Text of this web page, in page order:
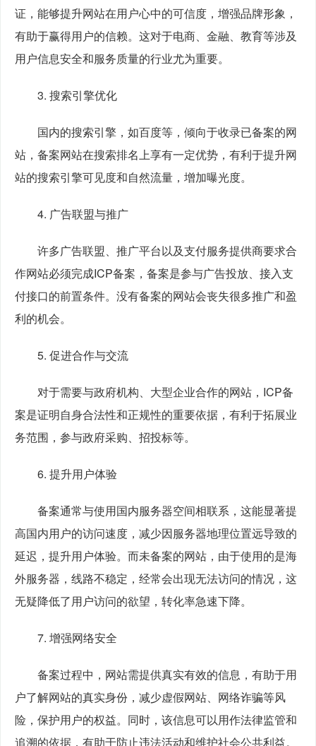
证，能够提升网站在用户心中的可信度，增强品牌形象，
有助于赢得用户的信赖。这对于电商、金融、教育等涉及
用户信息安全和服务质量的行业尤为重要。
3. 搜索引擎优化
国内的搜索引擎，如百度等，倾向于收录已备案的网
站，备案网站在搜索排名上享有一定优势，有利于提升网
站的搜索引擎可见度和自然流量，增加曝光度。
4. 广告联盟与推广
许多广告联盟、推广平台以及支付服务提供商要求合
作网站必须完成ICP备案，备案是参与广告投放、接入支
付接口的前置条件。没有备案的网站会丧失很多推广和盈
利的机会。
5. 促进合作与交流
对于需要与政府机构、大型企业合作的网站，ICP备
案是证明自身合法性和正规性的重要依据，有利于拓展业
务范围，参与政府采购、招投标等。
6. 提升用户体验
备案通常与使用国内服务器空间相联系，这能显著提
高国内用户的访问速度，减少因服务器地理位置远导致的
延迟，提升用户体验。而未备案的网站，由于使用的是海
外服务器，线路不稳定，经常会出现无法访问的情况，这
无疑降低了用户访问的欲望，转化率急速下降。
7. 增强网络安全
备案过程中，网站需提供真实有效的信息，有助于用
户了解网站的真实身份，减少虚假网站、网络诈骗等风
险，保护用户的权益。同时，该信息可以用作法律监管和
追溯的依据，有助于防止违法活动和维护社会公共利益。